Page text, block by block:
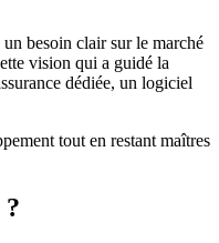
besoin clair sur le marché
vision qui a guidé la
dédiée, un logiciel
tout en restant maîtres